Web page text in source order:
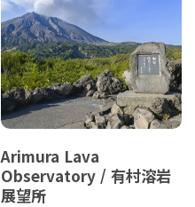
Arimura Lava
Observatory / 有村溶岩
展望所